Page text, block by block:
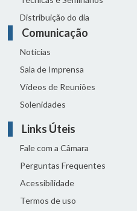
Distribuição do dia
Comunicação
Notícias
Sala de Imprensa
Vídeos de Reuniões
Solenidades
Links Úteis
Fale com a Câmara
Perguntas Frequentes
Acessibilidade
Termos de uso